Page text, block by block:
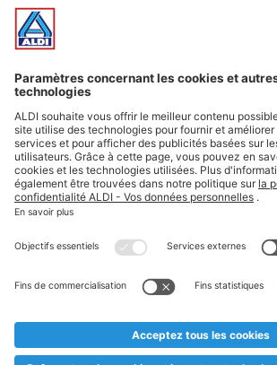
Offres
Infos essentielles
Suivez ALDI Belgique
Textes marqués d'un astérisque et mentions
* Nous vendons ces articles temporairement
au cas où, malgré le planning bien étudié,
prématurément en rupture de stock. Prix
** Sur ce site, l’utilisation de la forme